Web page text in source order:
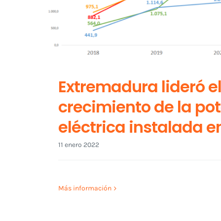
Extremadura lideró el
crecimiento de la
eléctrica instalada
11 enero 2022
Más información